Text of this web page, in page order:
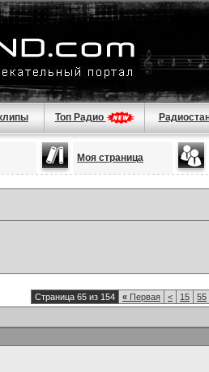
Топ Радио
Моя страница
Страница 65 из 154 « Первая < 15 55